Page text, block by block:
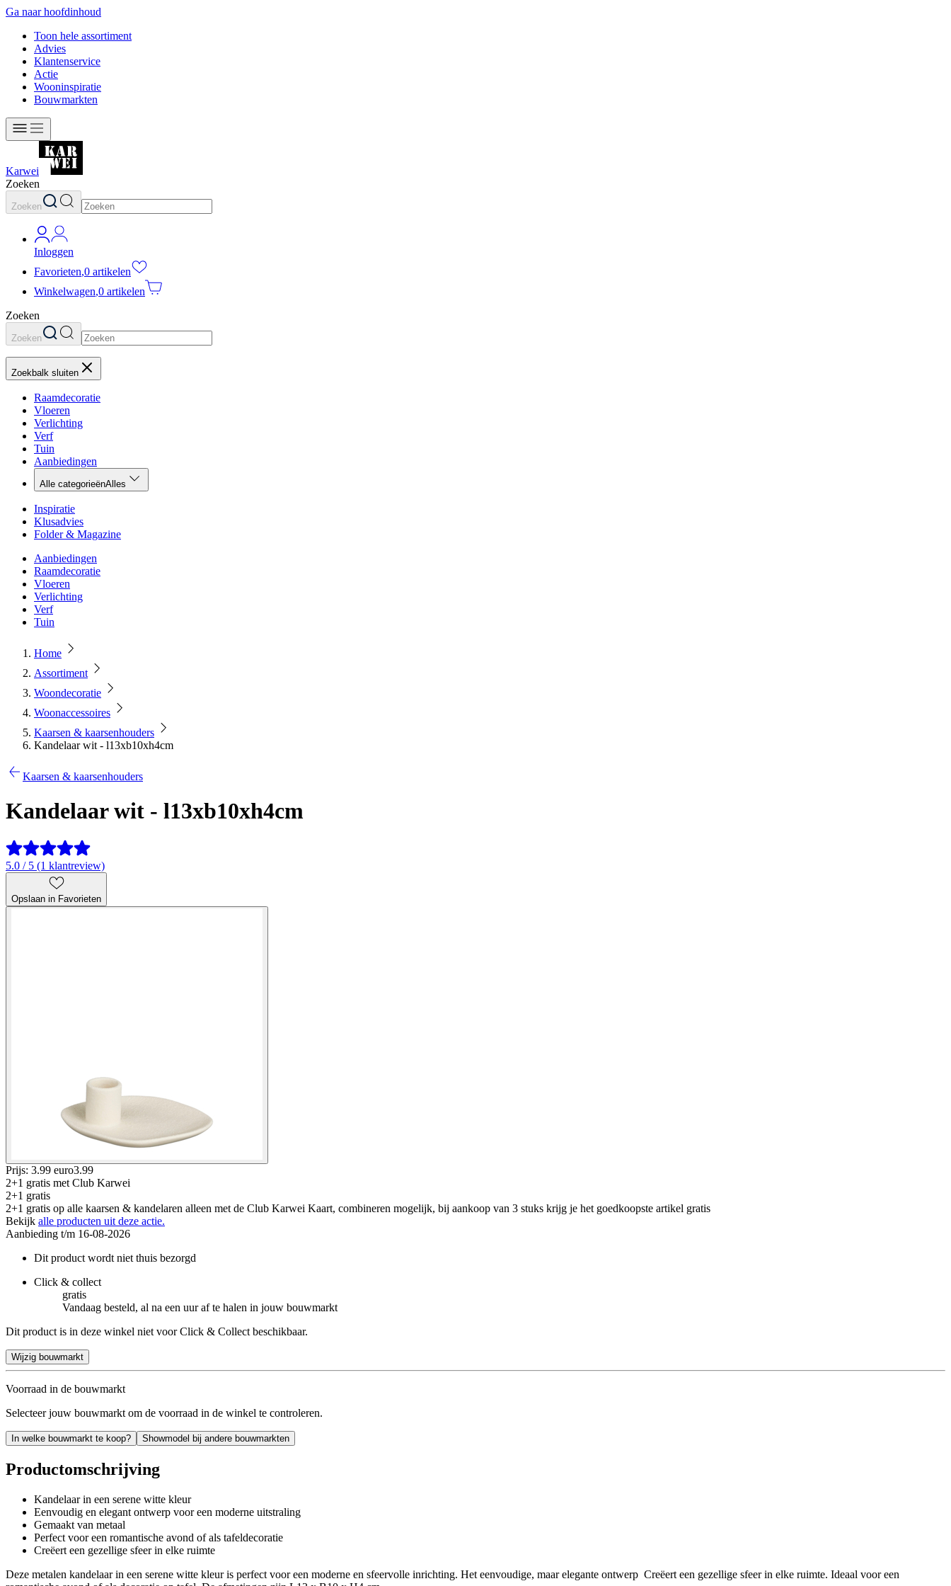
Ga naar hoofdinhoud
Toon hele assortiment
Advies
Klantenservice
Actie
Wooninspiratie
Bouwmarkten
Karwei
Zoeken
Zoeken
Inloggen
Favorieten,0 artikelen
Winkelwagen,0 artikelen
Zoeken
Zoeken
Zoekbalk sluiten
Raamdecoratie
Vloeren
Verlichting
Verf
Tuin
Aanbiedingen
Alle categorieënAlles
Inspiratie
Klusadvies
Folder & Magazine
Aanbiedingen
Raamdecoratie
Vloeren
Verlichting
Verf
Tuin
Home
Assortiment
Woondecoratie
Woonaccessoires
Kaarsen & kaarsenhouders
Kandelaar wit - l13xb10xh4cm
Kaarsen & kaarsenhouders
Kandelaar wit - l13xb10xh4cm
5.0 / 5 (1 klantreview)
Opslaan in Favorieten
Prijs: 3.99 euro3.99
2+1 gratis met Club Karwei
2+1 gratis
2+1 gratis op alle kaarsen & kandelaren alleen met de Club Karwei Kaart, combineren mogelijk, bij aankoop van 3 stuks krijg je het goedkoopste artikel gratis
Bekijk alle producten uit deze actie.
Aanbieding t/m 16-08-2026
Dit product wordt niet thuis bezorgd
Click & collect
gratis
Vandaag besteld, al na een uur af te halen in jouw bouwmarkt
Dit product is in deze winkel niet voor Click & Collect beschikbaar.
Wijzig bouwmarkt
Voorraad in de bouwmarkt
Selecteer jouw bouwmarkt om de voorraad in de winkel te controleren.
In welke bouwmarkt te koop? Showmodel bij andere bouwmarkten
Productomschrijving
Kandelaar in een serene witte kleur
Eenvoudig en elegant ontwerp voor een moderne uitstraling
Gemaakt van metaal
Perfect voor een romantische avond of als tafeldecoratie
Creëert een gezellige sfeer in elke ruimte
Deze metalen kandelaar in een serene witte kleur is perfect voor een moderne en sfeervolle inrichting. Het eenvoudige, maar elegante ontwerp Creëert een gezellige sfeer in elke ruimte. Ideaal voor een